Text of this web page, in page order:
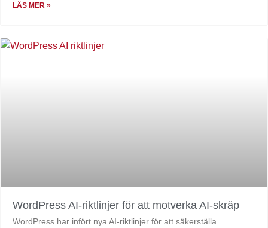
LÄS MER »
WordPress AI-riktlinjer för att motverka AI-skräp
WordPress har infört nya AI-riktlinjer för att säkerställa